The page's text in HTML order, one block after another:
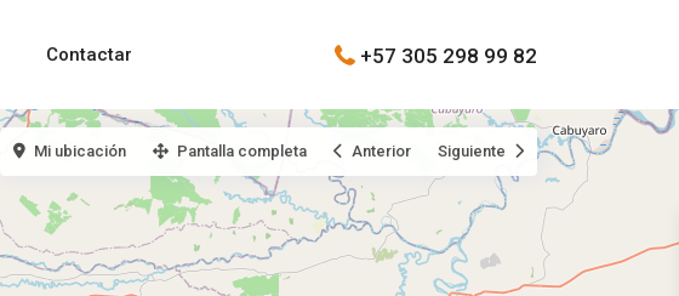
Contactar +57 305 298 99 82
Mi ubicación Pantalla completa Anterior Siguiente